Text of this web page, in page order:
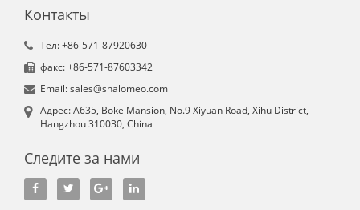
Контакты
Tел: +86-571-87920630
факс: +86-571-87603342
Email: sales@shalomeo.com
Aдрес: A635, Boke Mansion, No.9 Xiyuan Road, Xihu District,
Hangzhou 310030, China
Следите за нами